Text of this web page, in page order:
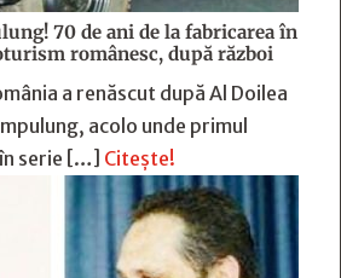
70 de ani de la fabricarea în
românesc, după război
a renăscut după Al Doilea
acolo unde primul
serie […] Citește!